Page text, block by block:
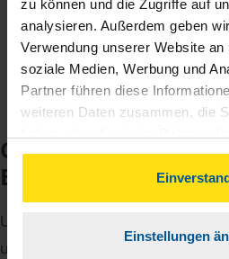
zu können und die Zugriffe auf
analysieren. Außerdem geben
Verwendung unserer Website
soziale Medien, Werbung und
Partner führen diese
weiteren Daten zusammen, die
gesammelt haben. Indem Sie
können Sie der Verwendung von
unserer
Einstellungen
Jahreseinnahmen richtet.
Checkliste für Ihr
Beratungsgespräch
Um Ihre Steuererklärung
unsere Beraterinnen und Berater